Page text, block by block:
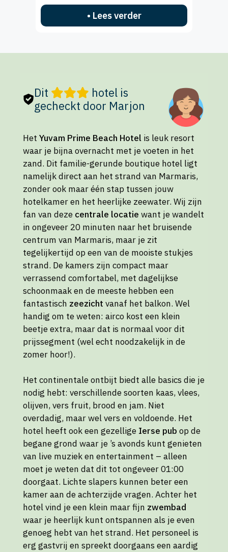
• Lees verder
Dit
hotel is
gecheckt door Marjon
Het Yuvam Prime Beach Hotel is leuk resort
waar je bijna overnacht met je voeten in het
zand. Dit familie-gerunde boutique hotel ligt
namelijk direct aan het strand van Marmaris,
zonder ook maar één stap tussen jouw
hotelkamer en het heerlijke zeewater. Wij zijn
fan van deze centrale locatie want je wandelt
in ongeveer 20 minuten naar het bruisende
centrum van Marmaris, maar je zit
tegelijkertijd op een van de mooiste stukjes
strand. De kamers zijn compact maar
verrassend comfortabel, met dagelijkse
schoonmaak en de meeste hebben een
fantastisch zeezicht vanaf het balkon. Wel
handig om te weten: airco kost een klein
beetje extra, maar dat is normaal voor dit
prijssegment (wel echt noodzakelijk in de
zomer hoor!).
Het continentale ontbijt biedt alle basics die je
nodig hebt: verschillende soorten kaas, vlees,
olijven, vers fruit, brood en jam. Niet
overdadig, maar wel vers en voldoende. Het
hotel heeft ook een gezellige Ierse pub op de
begane grond waar je ’s avonds kunt genieten
van live muziek en entertainment – alleen
moet je weten dat dit tot ongeveer 01:00
doorgaat. Lichte slapers kunnen beter een
kamer aan de achterzijde vragen. Achter het
hotel vind je een klein maar fijn zwembad
waar je heerlijk kunt ontspannen als je even
genoeg hebt van het strand. Het personeel is
erg gastvrij en spreekt doorgaans een aardig